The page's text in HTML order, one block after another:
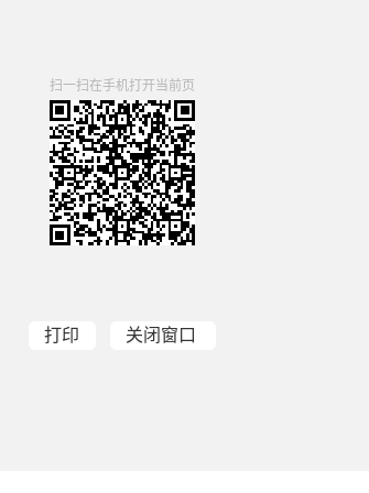
扫一扫在手机打开当前页
打印 关闭窗口